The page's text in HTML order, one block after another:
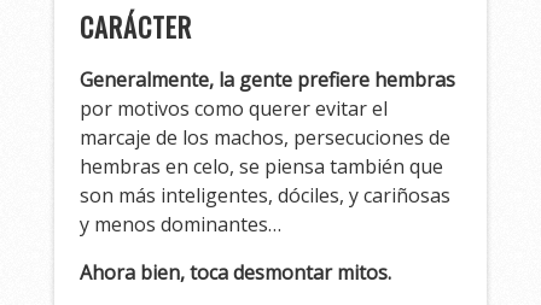
CARÁCTER
Generalmente, la gente prefiere hembras
por motivos como querer evitar el
marcaje de los machos, persecuciones de
hembras en celo, se piensa también que
son más inteligentes, dóciles, y cariñosas
y menos dominantes…
Ahora bien, toca desmontar mitos.